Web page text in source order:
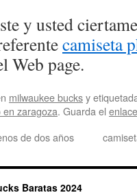
y usted
camiseta
Web page.
milwaukee bucksy
zaragoza. Guarda el
de dos años
Baratas 2024